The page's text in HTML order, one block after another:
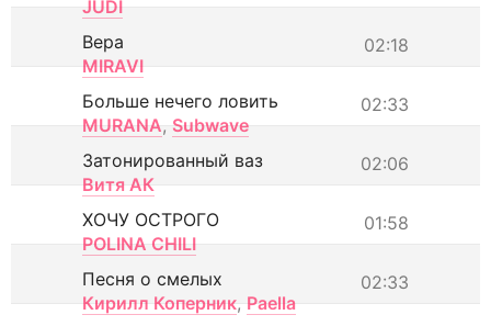
JUDI
02:18
Вера
MIRAVI
02:33
Больше нечего ловить
MURANA, Subwave
02:06
Затонированный ваз
Витя АК
01:58
ХОЧУ ОСТРОГО
POLINA CHILI
02:33
Песня о смелых
Кирилл Коперник, Paella